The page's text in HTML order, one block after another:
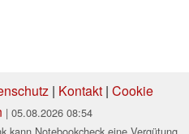
| Kontakt| Cookie
| 05.08.2026 08:54